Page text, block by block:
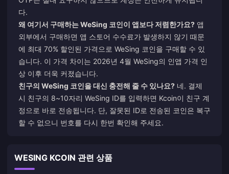
다.
왜 여기서 구매하는 WeSing 코인이 앱보다 저렴한가요? 앱
외부에서 구매하면 앱 스토어 수수료가 발생하지 않기 때문
에 최대 70% 할인된 가격으로 WeSing 코인을 구매할 수 있
습니다. 이 가격 차이는 2026년 4월 WeSing의 인앱 가격 인
상 이후 더욱 커졌습니다.
친구의 WeSing 코인을 대신 충전해 줄 수 있나요? 네. 결제
시 친구의 8~10자리 WeSing ID를 입력하면 Kcoin이 친구 계
정으로 바로 전송됩니다. 단, 잘못된 ID로 전송된 코인은 복구
할 수 없으니 번호를 다시 한번 확인해 주세요.
WESING KCOIN 관련 상품